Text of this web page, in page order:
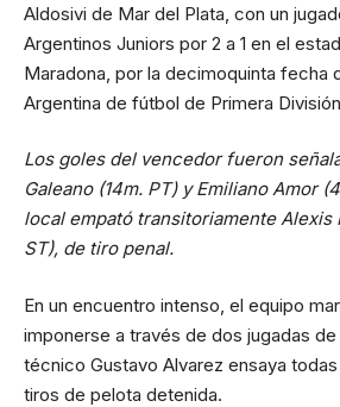
Aldosivi de Mar del Plata, con un
Argentinos Juniors por 2 a 1 en el
Maradona, por la decimoquinta fecha
Argentina de fútbol de Primera
Los goles del vencedor fueron
Galeano (14m. PT) y Emiliano Amor
local empató transitoriamente Alexis
ST), de tiro penal.
En un encuentro intenso, el equipo
imponerse a través de dos jugadas de
técnico Gustavo Alvarez ensaya
tiros de pelota detenida.